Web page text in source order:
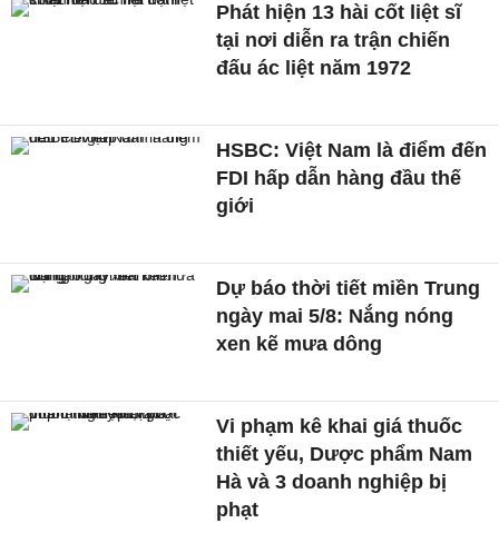
Phát hiện 13 hài cốt liệt sĩ
tại nơi diễn ra trận chiến
đấu ác liệt năm 1972
HSBC: Việt Nam là điểm đến
FDI hấp dẫn hàng đầu thế
giới
Dự báo thời tiết miền Trung
ngày mai 5/8: Nắng nóng
xen kẽ mưa dông
Vi phạm kê khai giá thuốc
thiết yếu, Dược phẩm Nam
Hà và 3 doanh nghiệp bị
phạt